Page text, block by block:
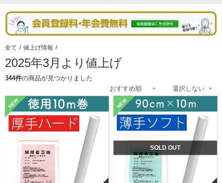
全て / 値上げ情報 /
2025年3月より値上げ
344件の商品が見つかりました
NEW NEW
SOLD OUT